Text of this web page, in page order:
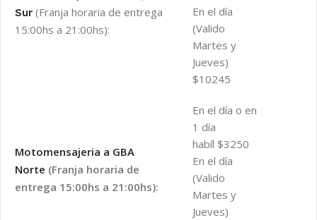
Sur (Franja horaria de entrega
15:00hs a 21:00hs):
En el día
(Valido
Martes y
Jueves)
$10245
Motomensajeria a GBA
Norte (Franja horaria de
entrega 15:00hs a 21:00hs):
En el día o en
1 día
habíl $3250
En el día
(Valido
Martes y
Jueves)